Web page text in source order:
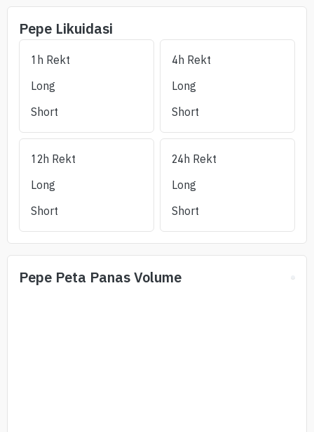
Pepe Likuidasi
1h Rekt
Long
Short
4h Rekt
Long
Short
12h Rekt
Long
Short
24h Rekt
Long
Short
Pepe Peta Panas Volume